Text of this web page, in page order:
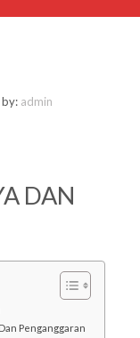
admin
DAN
Penganggaran